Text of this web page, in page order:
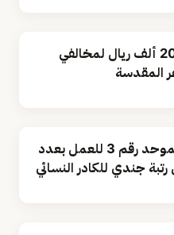
«الداخلية»: غرامة تصل إلى 20 ألف ريال لمخالفي
المقدسة
فتح باب القبول والتسجيل الموحد رقم 3 للعمل بعدد
جندي للكادر النسائي